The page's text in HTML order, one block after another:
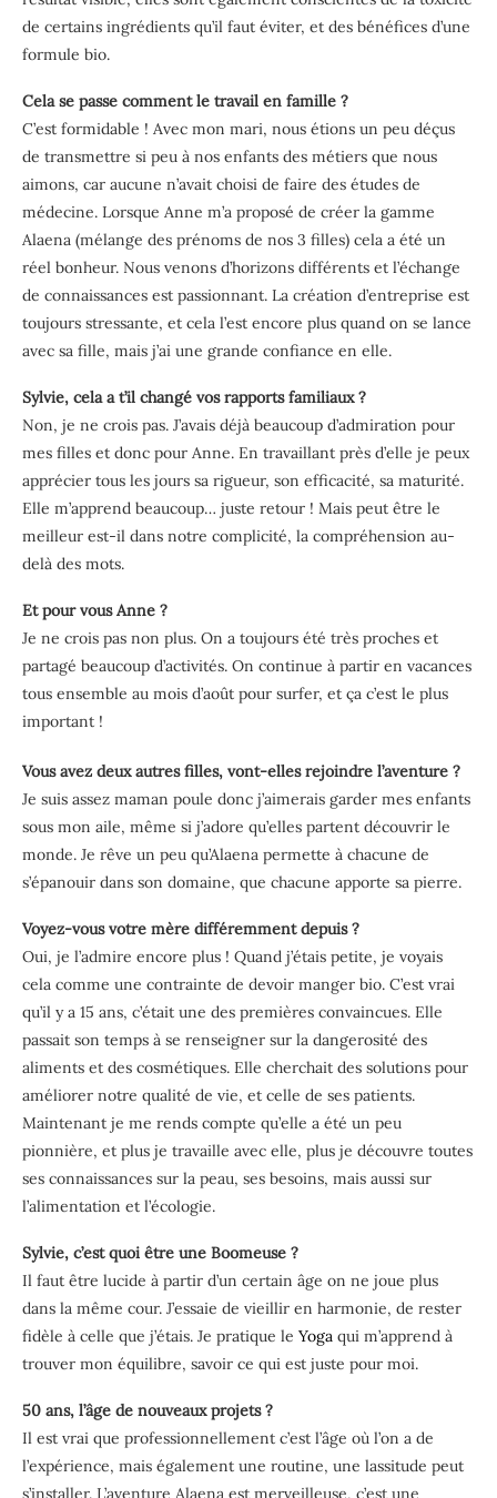
de certains ingrédients qu’il faut éviter, et des bénéfices d’une
formule bio.
Cela se passe comment le travail en famille ?
C’est formidable ! Avec mon mari, nous étions un peu déçus
de transmettre si peu à nos enfants des métiers que nous
aimons, car aucune n’avait choisi de faire des études de
médecine. Lorsque Anne m’a proposé de créer la gamme
Alaena (mélange des prénoms de nos 3 filles) cela a été un
réel bonheur. Nous venons d’horizons différents et l’échange
de connaissances est passionnant. La création d’entreprise est
toujours stressante, et cela l’est encore plus quand on se lance
avec sa fille, mais j’ai une grande confiance en elle.
Sylvie, cela a t’il changé vos rapports familiaux ?
Non, je ne crois pas. J’avais déjà beaucoup d’admiration pour
mes filles et donc pour Anne. En travaillant près d’elle je peux
apprécier tous les jours sa rigueur, son efficacité, sa maturité.
Elle m’apprend beaucoup… juste retour ! Mais peut être le
meilleur est-il dans notre complicité, la compréhension au-
delà des mots.
Et pour vous Anne ?
Je ne crois pas non plus. On a toujours été très proches et
partagé beaucoup d’activités. On continue à partir en vacances
tous ensemble au mois d’août pour surfer, et ça c’est le plus
important !
Vous avez deux autres filles, vont-elles rejoindre l’aventure ?
Je suis assez maman poule donc j’aimerais garder mes enfants
sous mon aile, même si j’adore qu’elles partent découvrir le
monde. Je rêve un peu qu’Alaena permette à chacune de
s’épanouir dans son domaine, que chacune apporte sa pierre.
Voyez-vous votre mère différemment depuis ?
Oui, je l’admire encore plus ! Quand j’étais petite, je voyais
cela comme une contrainte de devoir manger bio. C’est vrai
qu’il y a 15 ans, c’était une des premières convaincues. Elle
passait son temps à se renseigner sur la dangerosité des
aliments et des cosmétiques. Elle cherchait des solutions pour
améliorer notre qualité de vie, et celle de ses patients.
Maintenant je me rends compte qu’elle a été un peu
pionnière, et plus je travaille avec elle, plus je découvre toutes
ses connaissances sur la peau, ses besoins, mais aussi sur
l’alimentation et l’écologie.
Sylvie, c’est quoi être une Boomeuse ?
Il faut être lucide à partir d’un certain âge on ne joue plus
dans la même cour. J’essaie de vieillir en harmonie, de rester
fidèle à celle que j’étais. Je pratique le Yoga qui m’apprend à
trouver mon équilibre, savoir ce qui est juste pour moi.
50 ans, l’âge de nouveaux projets ?
Il est vrai que professionnellement c’est l’âge où l’on a de
l’expérience, mais également une routine, une lassitude peut
s’installer. L’aventure Alaena est merveilleuse, c’est une